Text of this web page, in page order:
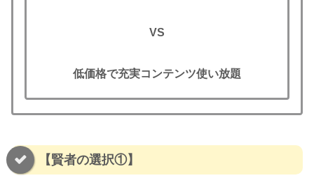
VS
低価格で充実コンテンツ使い放題
【賢者の選択①】